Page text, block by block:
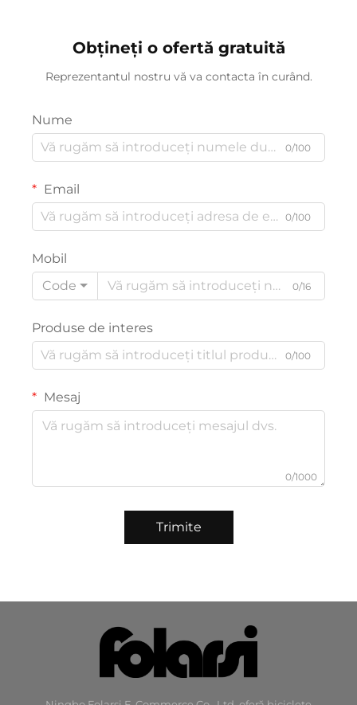
Obțineți o ofertă gratuită
Reprezentantul nostru vă va contacta în curând.
Nume
0/100
Email
0/100
Mobil
Code
0/16
Produse de interes
0/100
Mesaj
0/1000
Trimite